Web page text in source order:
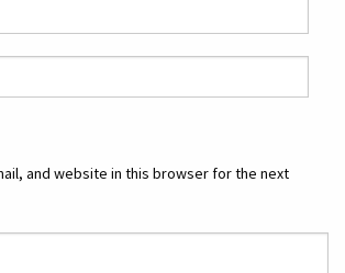
and website in this browser for the next